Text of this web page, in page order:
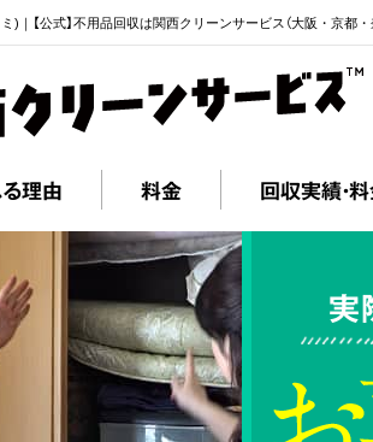
)｜【公式】不用品回収は関西クリーンサービス（大阪・京都・
理由 料金 回収実績・
実